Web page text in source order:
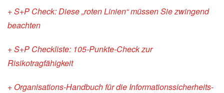
+ S+P Check: Diese „roten Linien“ müssen Sie zwingend
beachten
+ S+P Checkliste: 105-Punkte-Check zur
Risikotragfähigkeit
+ Organisations-Handbuch für die Informationssicherheits-